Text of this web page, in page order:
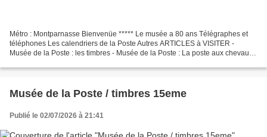
Métro : Montparnasse Bienvenüe ***** Le musée a 80 ans Télégraphes et
téléphones Les calendriers de la Poste Autres ARTICLES à VISITER -
Musée de la Poste : les timbres - Musée de la Poste : La poste aux chevaux -
Musée de la Poste / timbres 15eme
Publié le 02/07/2026 à 21:41